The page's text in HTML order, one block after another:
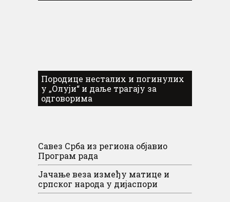
Породице несталих и погинулих
у „Олуји“ и даље трагају за
одговорима
Савез Срба из региона објавио
Програм рада
Јачање веза између матице и
српског народа у дијаспори